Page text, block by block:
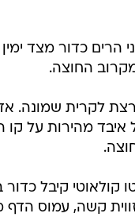
ייני הרים כדור מצד
החוצה.
מתפרצת לקרית שמונה.
קולאוטי קיבל
קשה, עמוס הדף